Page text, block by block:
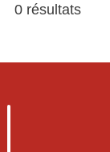
0 résultats